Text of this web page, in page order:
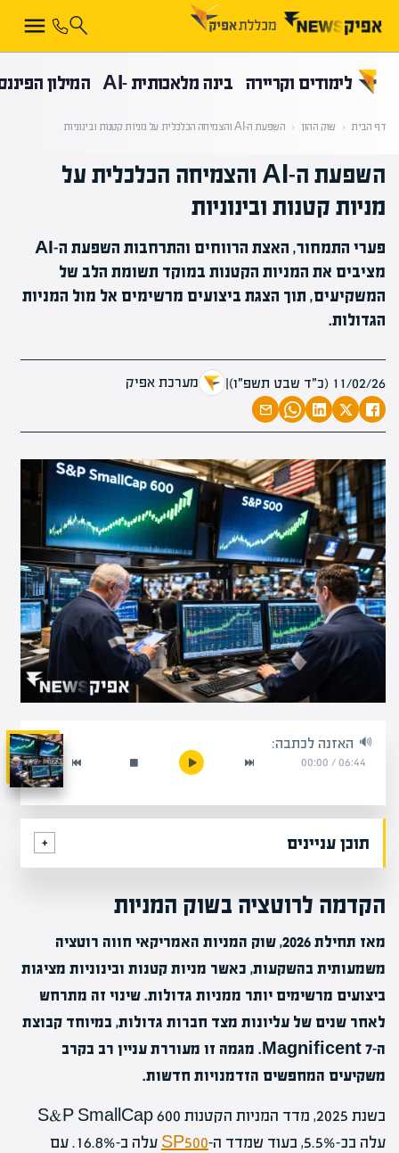
לימודים וקריירה בינה מלאכותית -AI המילון
דף הבית ‹ שוק ההון ‹ השפעת ה-AI והצמיחה הכלכלית על מניות קטנות ובינוניות
השפעת ה-AI והצמיחה הכלכלית על
מניות קטנות ובינוניות
פערי התמחור, האצת הרווחים והתרחבות השפעת ה-AI
מציבים את המניות הקטנות במוקד תשומת הלב של
המשקיעים, תוך הצגת ביצועים מרשימים אל מול המניות
הגדולות.
11/02/26 (כ״ד שבט תשפ״ו) | מערכת אפיק
האזנה לכתבה:
06:44
/
00:00
תוכן עניינים
הקדמה לרוטציה בשוק המניות
מאז תחילת 2026, שוק המניות האמריקאי חווה רוטציה
משמעותית בהשקעות, כאשר מניות קטנות ובינוניות מציגות
ביצועים מרשימים יותר ממניות גדולות. שינוי זה מתרחש
לאחר שנים של עליונות מצד חברות גדולות, במיוחד קבוצת
ה-Magnificent 7. מגמה זו מעוררת עניין רב בקרב
משקיעים המחפשים הזדמנויות חדשות.
בשנת 2025, מדד המניות הקטנות S&P SmallCap 600
עלה בכ-5.5%, בעוד שמדד ה-
SP500
עלה ב-16.8%. עם